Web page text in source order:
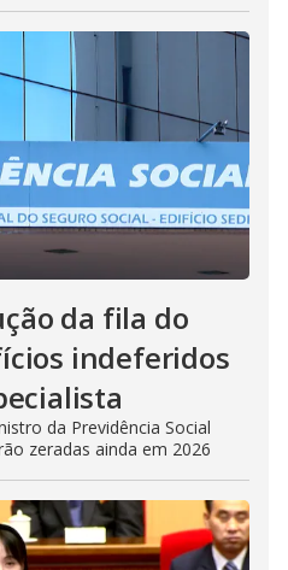
da fila do
indeferidos
da Previdência Social
zeradas ainda em 2026